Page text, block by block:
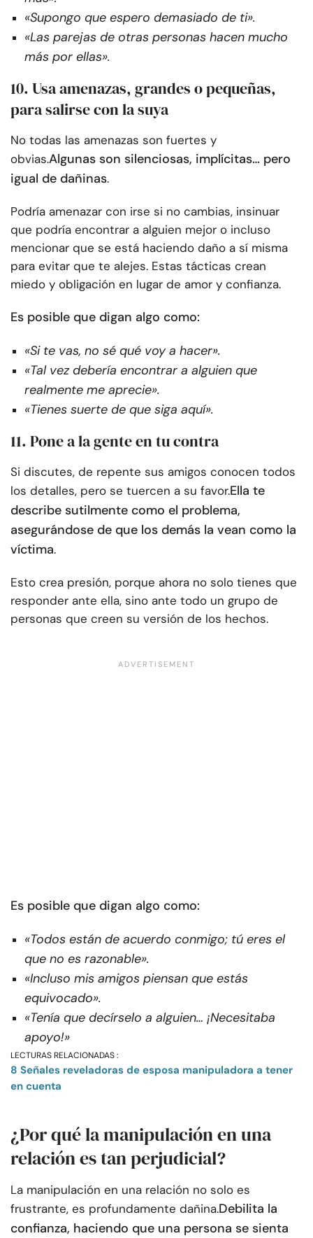
«Supongo que espero demasiado de ti».
«Las parejas de otras personas hacen mucho
más por ellas».
10. Usa amenazas, grandes o pequeñas,
para salirse con la suya
No todas las amenazas son fuertes y
obvias.Algunas son silenciosas, implícitas… pero
igual de dañinas.
Podría amenazar con irse si no cambias, insinuar
que podría encontrar a alguien mejor o incluso
mencionar que se está haciendo daño a sí misma
para evitar que te alejes. Estas tácticas crean
miedo y obligación en lugar de amor y confianza.
Es posible que digan algo como:
«Si te vas, no sé qué voy a hacer».
«Tal vez debería encontrar a alguien que
realmente me aprecie».
«Tienes suerte de que siga aquí».
11. Pone a la gente en tu contra
Si discutes, de repente sus amigos conocen todos
los detalles, pero se tuercen a su favor.Ella te
describe sutilmente como el problema,
asegurándose de que los demás la vean como la
víctima.
Esto crea presión, porque ahora no solo tienes que
responder ante ella, sino ante todo un grupo de
personas que creen su versión de los hechos.
Es posible que digan algo como:
«Todos están de acuerdo conmigo; tú eres el
que no es razonable».
«Incluso mis amigos piensan que estás
equivocado».
«Tenía que decírselo a alguien… ¡Necesitaba
apoyo!»
LECTURAS RELACIONADAS :
8 Señales reveladoras de esposa manipuladora a tener
en cuenta
¿Por qué la manipulación en una
relación es tan perjudicial?
La manipulación en una relación no solo es
frustrante, es profundamente dañina.Debilita la
confianza, haciendo que una persona se sienta